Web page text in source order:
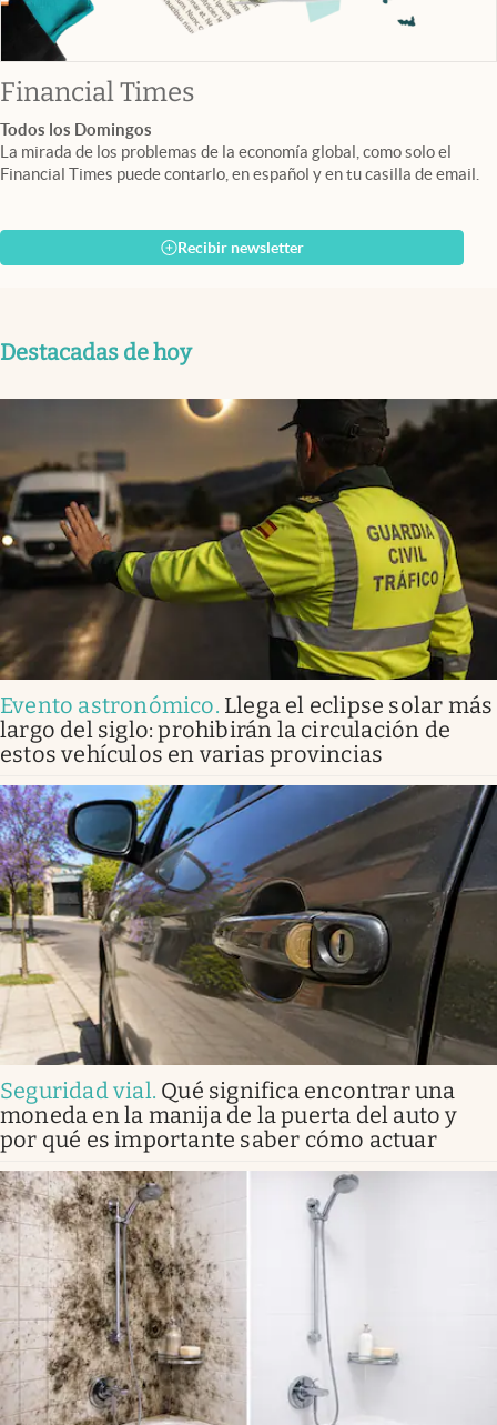
Financial Timesabre en nueva pestaña
Todos los Domingos
La mirada de los problemas de la economía global, como solo el
Financial Times puede contarlo, en español y en tu casilla de email.
Recibir newsletter
Destacadas de hoy
Evento astronómico. Llega el eclipse solar más
largo del siglo: prohibirán la circulación de
estos vehículos en varias provincias
Seguridad vial. Qué significa encontrar una
moneda en la manija de la puerta del auto y
por qué es importante saber cómo actuar